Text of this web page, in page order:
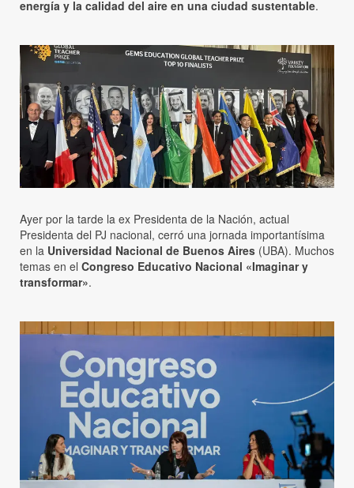
energía y la calidad del aire en una ciudad sustentable.
Ayer por la tarde la ex Presidenta de la Nación, actual
Presidenta del PJ nacional, cerró una jornada importantísima
en la Universidad Nacional de Buenos Aires (UBA). Muchos
temas en el Congreso Educativo Nacional «Imaginar y
transformar».